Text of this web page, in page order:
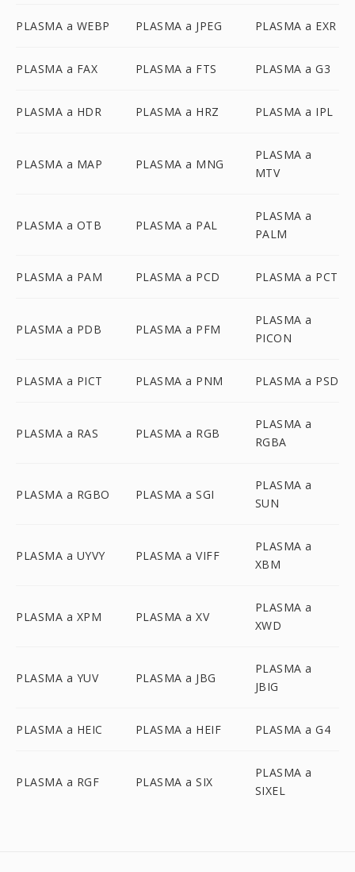
PLASMA a WEBP PLASMA a JPEG PLASMA a EXR
PLASMA a FAX PLASMA a FTS PLASMA a G3
PLASMA a HDR PLASMA a HRZ PLASMA a IPL
PLASMA a MAP PLASMA a MNG
PLASMA a
MTV
PLASMA a OTB PLASMA a PAL
PLASMA a
PALM
PLASMA a PAM PLASMA a PCD PLASMA a PCT
PLASMA a PDB PLASMA a PFM
PLASMA a
PICON
PLASMA a PICT PLASMA a PNM PLASMA a PSD
PLASMA a RAS PLASMA a RGB
PLASMA a
RGBA
PLASMA a RGBO PLASMA a SGI
PLASMA a
SUN
PLASMA a UYVY PLASMA a VIFF
PLASMA a
XBM
PLASMA a XPM PLASMA a XV
PLASMA a
XWD
PLASMA a YUV PLASMA a JBG
PLASMA a
JBIG
PLASMA a HEIC PLASMA a HEIF PLASMA a G4
PLASMA a RGF PLASMA a SIX
PLASMA a
SIXEL